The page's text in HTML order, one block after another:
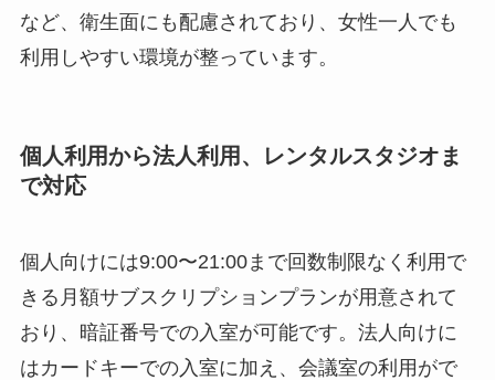
など、衛生面にも配慮されており、女性一人でも
利用しやすい環境が整っています。
個人利用から法人利用、レンタルスタジオま
で対応
個人向けには9:00〜21:00まで回数制限なく利用で
きる月額サブスクリプションプランが用意されて
おり、暗証番号での入室が可能です。法人向けに
はカードキーでの入室に加え、会議室の利用がで